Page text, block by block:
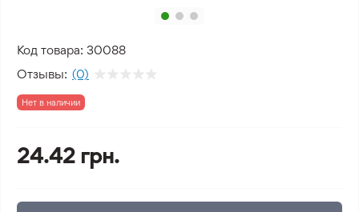
Код товара: 30088
Отзывы: (0)
Нет в наличии
24.42 грн.